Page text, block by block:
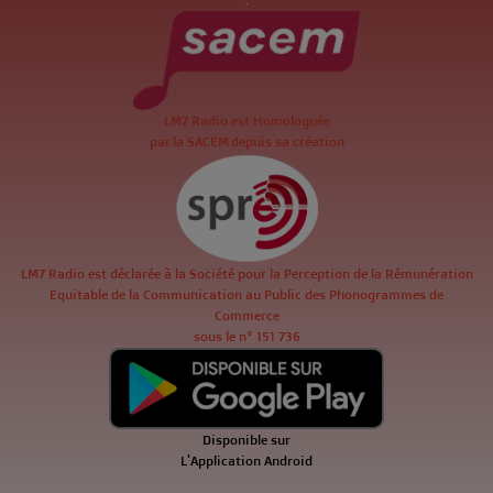
LM7 Radio est Homologuée
par la SACEM depuis sa création
LM7 Radio est déclarée à la Société pour la Perception de la Rémunération
Equitable de la Communication au Public des Phonogrammes de
Commerce
sous le n° 151 736
Disponible sur
L'Application Android